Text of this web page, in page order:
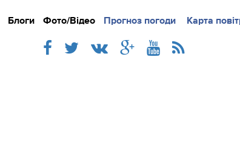
Блоги Фото/Відео Прогноз погоди Карта
Докладно Новини